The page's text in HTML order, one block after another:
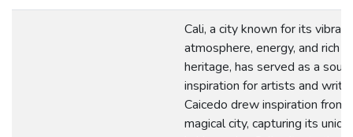
Cali, a city known for its vibrant
atmosphere, energy, and rich
heritage, has served as a
inspiration for artists and
Caicedo drew inspiration from
magical city, capturing its